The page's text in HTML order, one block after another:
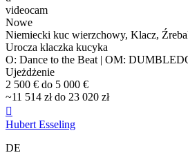
videocam
Nowe
Niemiecki kuc wierzchowy, Klacz,
Urocza klaczka kucyka
O: Dance to the Beat | OM:
Ujeżdżenie
2 500 € do 5 000 €
~11 514 zł do 23 020 zł

Hubert Esseling
DE